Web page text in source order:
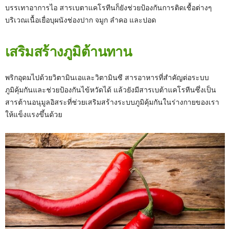
บรรเทาอาการไอ สารเบตาแคโรทีนก็ยังช่วยป้องกันการติดเชื้อต่างๆ
บริเวณเนื้อเยื่อบุผนังช่องปาก จมูก ลำคอ และปอด
เสริมสร้างภูมิต้านทาน
พริกอุดมไปด้วยวิตามินเอและวิตามินซี สารอาหารที่สำคัญต่อระบบ
ภูมิคุ้มกันและช่วยป้องกันไข้หวัดได้ แล้วยังมีสารเบต้าแคโรทีนซึ่งเป็น
สารต้านอนุมูลอิสระที่ช่วยเสริมสร้างระบบภูมิคุ้มกันในร่างกายของเรา
ให้แข็งแรงขึ้นด้วย